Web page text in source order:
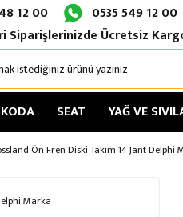
12 00 0535 549 12 00
Siparişlerinizde Ücretsiz
SEAT YAĞ VE
Ön Fren Diski Takım 14 Jant Delphi